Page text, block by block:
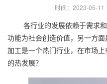
时间：2023-05-11
各行业的发展依赖于需求
功能为社会创造价值，另一方
加工是一个热门行业，在市场上
的热发展？